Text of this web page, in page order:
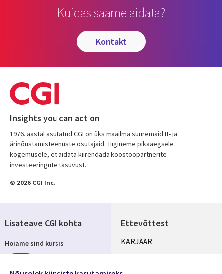
Kuidas saame aidata?
kontakt
Insights you can act on
1976. aastal asutatud CGI on üks maailma suuremaid IT- ja
ärinõustamisteenuste osutajaid. Tugineme pikaaegsele
kogemusele, et aidata kiirendada koostööpartnerite
investeeringute tasuvust.
© 2026 CGI Inc.
Ettevõttest
Useful
links
KARJÄÄR
KONTORID
Lisateave CGI kohta
Hoiame sind kursis